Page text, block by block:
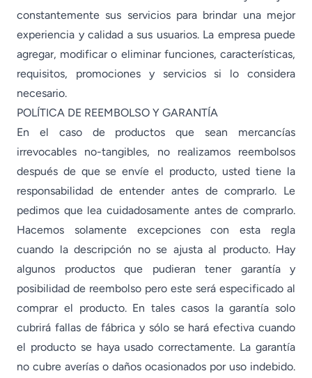
constantemente sus servicios para brindar una mejor
experiencia y calidad a sus usuarios. La empresa puede
agregar, modificar o eliminar funciones, características,
requisitos, promociones y servicios si lo considera
necesario.
POLÍTICA DE REEMBOLSO Y GARANTÍA
En el caso de productos que sean mercancías
irrevocables no-tangibles, no realizamos reembolsos
después de que se envíe el producto, usted tiene la
responsabilidad de entender antes de comprarlo. Le
pedimos que lea cuidadosamente antes de comprarlo.
Hacemos solamente excepciones con esta regla
cuando la descripción no se ajusta al producto. Hay
algunos productos que pudieran tener garantía y
posibilidad de reembolso pero este será especificado al
comprar el producto. En tales casos la garantía solo
cubrirá fallas de fábrica y sólo se hará efectiva cuando
el producto se haya usado correctamente. La garantía
no cubre averías o daños ocasionados por uso indebido.